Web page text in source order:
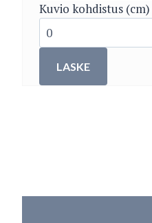
Kuvio kohdistus (cm)
LASKE